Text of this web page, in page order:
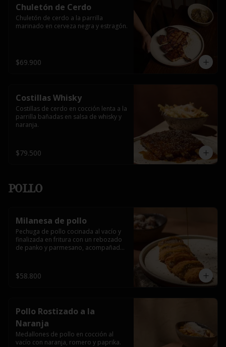
Chuletón de Cerdo
Chuletón de cerdo a la parrilla
marinado en cerveza negra y estragón.
$69.900
Costillas Whisky
Costillas de cerdo en cocción lenta a la
parrilla bañadas en salsa de whisky y
naranja.
$79.500
Pollo
Milanesa de pollo
Pechuga de pollo cocinada al vacío y
finalizada en fritura con un rebozado
de panko y parmesano, acompañada
$58.800
Pollo Rostizado a la
Naranja
Medallones de pollo en cocción al
vacío con naranja, romero y paprika.